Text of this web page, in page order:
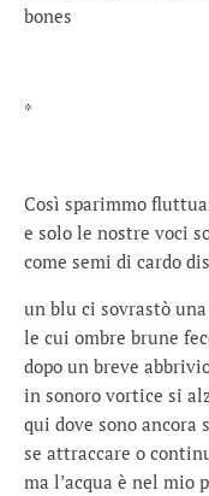
bones
*
Così sparimmo
e solo le nostre voci
come semi di cardo
un blu ci sovrastò
le cui ombre brune
dopo un breve
in sonoro vortice si
qui dove sono ancora
se attraccare o
ma l’acqua è nel mio